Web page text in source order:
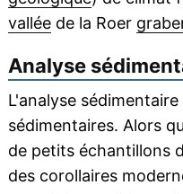
valléede la Roer
Analyse
L'analyse
sédimentaires. Alors
de petits échantillons
des corollaires